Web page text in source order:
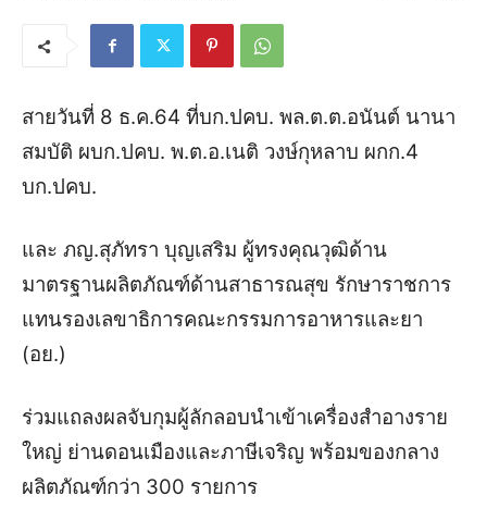
สายวันที่ 8 ธ.ค.64 ที่บก.ปคบ. พล.ต.ต.อนันต์ นานา
สมบัติ ผบก.ปคบ. พ.ต.อ.เนติ วงษ์กุหลาบ ผกก.4
บก.ปคบ.
และ ภญ.สุภัทรา บุญเสริม ผู้ทรงคุณวุฒิด้าน
มาตรฐานผลิตภัณฑ์ด้านสาธารณสุข รักษาราชการ
แทนรองเลขาธิการคณะกรรมการอาหารและยา
(อย.)
ร่วมแถลงผลจับกุมผู้ลักลอบนำเข้าเครื่องสำอางราย
ใหญ่ ย่านดอนเมืองและภาษีเจริญ พร้อมของกลาง
ผลิตภัณฑ์กว่า 300 รายการ